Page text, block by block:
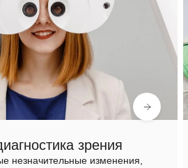
зрения
незначительные изменения,